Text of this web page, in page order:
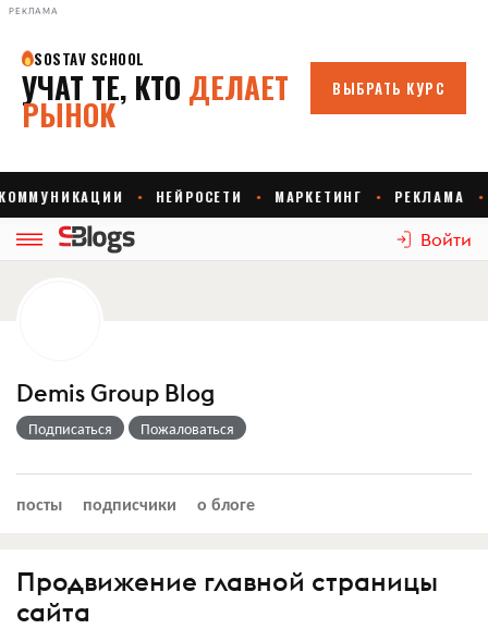
РЕКЛАМА
Войти
Demis Group Blog
Подписаться Пожаловаться
посты подписчики о блоге
Продвижение главной страницы
сайта